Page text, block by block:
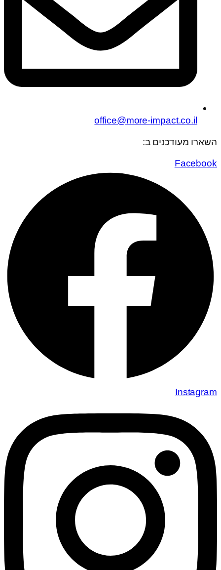
office@more-impact.co.il
השארו מעודכנים ב:
Facebook
Instagram